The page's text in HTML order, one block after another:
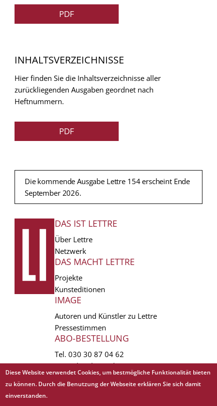
PDF
INHALTSVERZEICHNISSE
Hier finden Sie die Inhaltsverzeichnisse aller
zurückliegenden Ausgaben geordnet nach
Heftnummern.
PDF
Die kommende Ausgabe Lettre 154 erscheint Ende
September 2026.
FUSSZEILE
DAS IST LETTRE
Über Lettre
Netzwerk
DAS MACHT LETTRE
Projekte
Kunsteditionen
IMAGE
Autoren und Künstler zu Lettre
Pressestimmen
ABO-BESTELLUNG
Tel. 030 30 87 04 62
vertrieb(at)lettre.de
Copyright © 1988 - 2026 Lettre International. All rights reserved.
Diese Website verwendet Cookies, um bestmögliche Funktionalität bieten
zu können. Durch die Benutzung der Webseite erklären Sie sich damit
einverstanden.